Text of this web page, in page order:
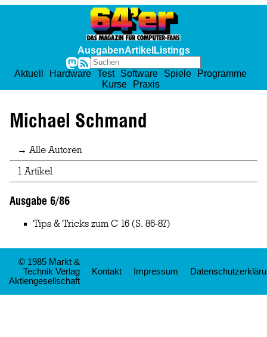
AusgabenArtikel Listings
Aktuell Hardware Test Software Spiele
Programme
Kurse
Praxis
Michael Schmand
→ Alle Autoren
1 Artikel
Ausgabe 6/86
Tips & Tricks zum C 16 (S. 86-87)
© 1985 Markt &
Technik Verlag
Aktiengesellschaft
Kontakt Impressum